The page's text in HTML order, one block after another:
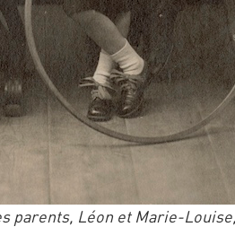
parents, Léon et Marie-